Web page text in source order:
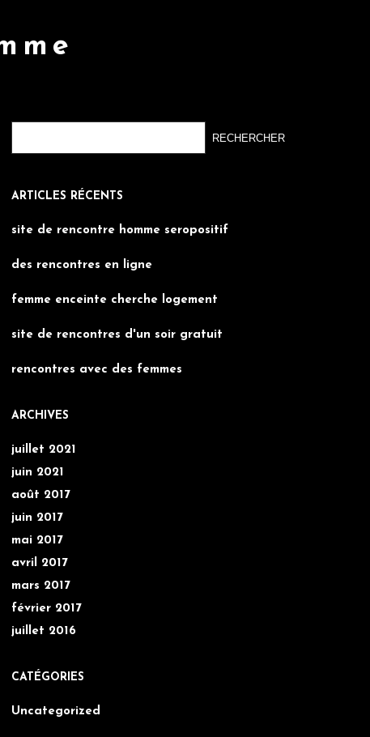
ARTICLES RÉCENTS
site de rencontre homme seropositif
des rencontres en ligne
femme enceinte cherche logement
site de rencontres d'un soir gratuit
rencontres avec des femmes
ARCHIVES
juillet 2021
juin 2021
août 2017
juin 2017
mai 2017
avril 2017
mars 2017
février 2017
juillet 2016
CATÉGORIES
Uncategorized